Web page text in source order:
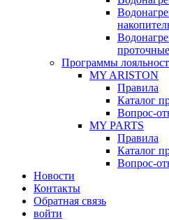
проточные
Программы
MY ARISTON
Правила
Каталог
Вопрос-
MY PARTS
Правила
Каталог
Вопрос-
Новости
Контакты
Обратная связь
войти